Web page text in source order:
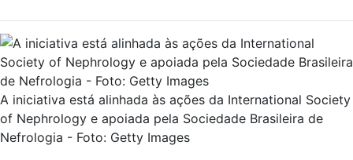
A iniciativa está alinhada às ações da International Society
of Nephrology e apoiada pela Sociedade Brasileira de
Nefrologia - Foto: Getty Images